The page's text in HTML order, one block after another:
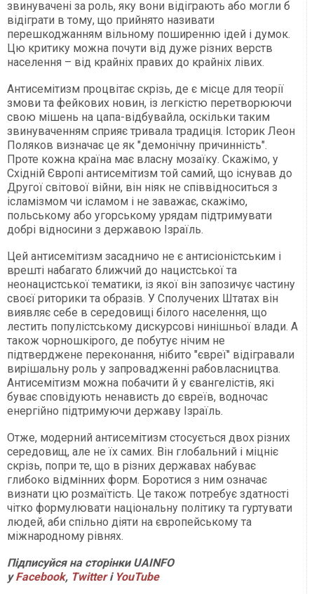
звинувачені за роль, яку вони відіграють або могли б
відіграти в тому, що прийнято називати
перешкоджанням вільному поширенню ідей і думок.
Цю критику можна почути від дуже різних верств
населення – від крайніх правих до крайніх лівих.
Антисемітизм процвітає скрізь, де є місце для теорії
змови та фейкових новин, із легкістю перетворюючи
свою мішень на цапа-відбувайла, оскільки таким
звинуваченням сприяє тривала традиція. Історик Леон
Поляков визначає це як "демонічну причинність".
Проте кожна країна має власну мозаїку. Скажімо, у
Східній Європі антисемітизм той самий, що існував до
Другої світової війни, він ніяк не співвідноситься з
ісламізмом чи ісламом і не заважає, скажімо,
польському або угорському урядам підтримувати
добрі відносини з державою Ізраїль.
Цей антисемітизм засадничо не є антисіоністським і
врешті набагато ближчий до нацистської та
неонацистської тематики, із якої він запозичує частину
своєї риторики та образів. У Сполучених Штатах він
виявляє себе в середовищі білого населення, що
лестить популістському дискурсові нинішньої влади. А
також чорношкірого, де побутує нічим не
підтверджене переконання, нібито "євреї" відігравали
вирішальну роль у запровадженні рабовласництва.
Антисемітизм можна побачити й у євангелістів, які
буває сповідують ненависть до євреїв, водночас
енергійно підтримуючи державу Ізраїль.
Отже, модерний антисемітизм стосується двох різних
середовищ, але не їх самих. Він глобальний і міцніє
скрізь, попри те, що в різних державах набуває
глибоко відмінних форм. Боротися з ним означає
визнати цю розмаїтість. Це також потребує здатності
чітко формулювати національну політику та гуртувати
людей, аби спільно діяти на європейському та
міжнародному рівнях.
Підписуйся на сторінки UAINFO
уFacebook, Twitter і YouTube